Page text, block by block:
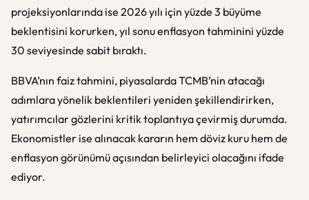
projeksiyonlarında ise 2026 yılı için yüzde 3 büyüme
beklentisini korurken, yıl sonu enflasyon tahminini yüzde
30 seviyesinde sabit bıraktı.
BBVA’nın faiz tahmini, piyasalarda TCMB’nin atacağı
adımlara yönelik beklentileri yeniden şekillendirirken,
yatırımcılar gözlerini kritik toplantıya çevirmiş durumda.
Ekonomistler ise alınacak kararın hem döviz kuru hem de
enflasyon görünümü açısından belirleyici olacağını ifade
ediyor.